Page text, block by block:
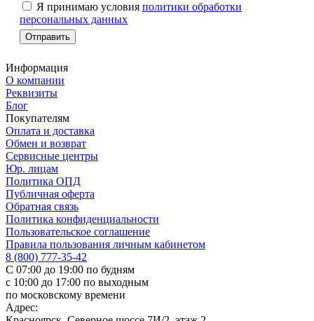
Я принимаю условия политики обработки
персональных данных
Информация
О компании
Реквизиты
Блог
Покупателям
Оплата и доставка
Обмен и возврат
Сервисные центры
Юр. лицам
Политика ОПД
Публичная оферта
Обратная связь
Политика конфиденциальности
Пользовательское соглашение
Правила пользования личным кабинетом
8 (800) 777-35-42
С 07:00 до 19:00 по будням
с 10:00 до 17:00 по выходным
по московскому времени
Адрес: